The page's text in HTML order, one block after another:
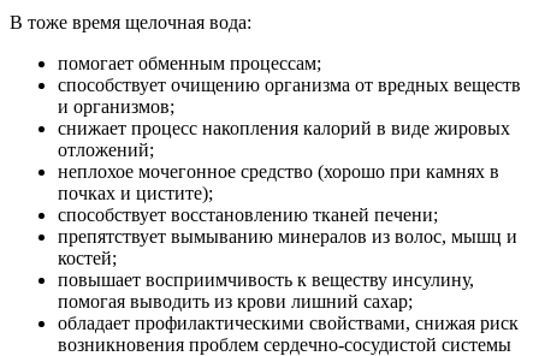
В тоже время щелочная вода:
помогает обменным процессам;
способствует очищению организма от вредных веществ
и организмов;
снижает процесс накопления калорий в виде жировых
отложений;
неплохое мочегонное средство (хорошо при камнях в
почках и цистите);
способствует восстановлению тканей печени;
препятствует вымыванию минералов из волос, мышц и
костей;
повышает восприимчивость к веществу инсулину,
помогая выводить из крови лишний сахар;
обладает профилактическими свойствами, снижая риск
возникновения проблем сердечно-сосудистой системы